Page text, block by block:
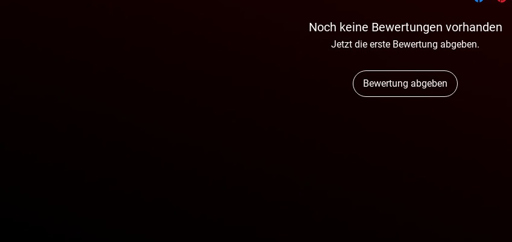
Noch keine Bewertungen vorhanden
Jetzt die erste Bewertung abgeben.
Bewertung abgeben